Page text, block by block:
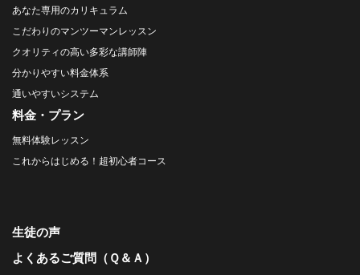
あなた専用のカリキュラム
こだわりのマンツーマンレッスン
クオリティの高い多彩な講師陣
分かりやすい料金体系
通いやすいシステム
料金・プラン
無料体験レッスン
これからはじめる！超初心者コース
生徒の声
よくあるご質問（Ｑ＆Ａ）